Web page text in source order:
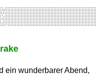
ein wunderbarer Abend,